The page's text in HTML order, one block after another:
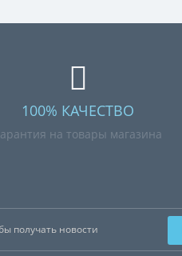
100% КАЧЕСТВО
на товары магазина